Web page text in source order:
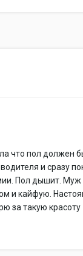
что пол должен
и сразу
Пол дышит. Муж
и кайфую.
за такую красоту